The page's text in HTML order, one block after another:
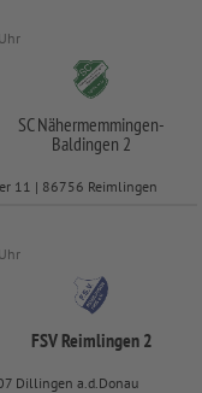
SC Nähermemmingen-
Baldingen 2
11 | 86756 Reimlingen
FSV Reimlingen 2
Dillingen a.d.Donau